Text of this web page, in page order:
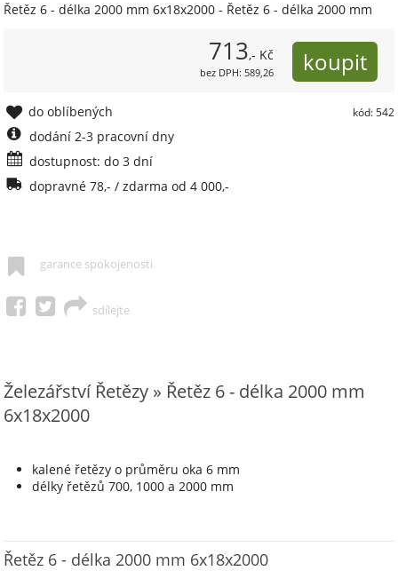
Řetěz 6 - délka 2000 mm 6x18x2000 - Řetěz 6 - délka 2000 mm
713,- Kč
bez DPH: 589,26
kód: 542
do oblíbených
dodání 2-3 pracovní dny
dostupnost: do 3 dní
dopravné 78,- / zdarma od 4 000,-
garance spokojenosti
sdílejte
Železářství Řetězy » Řetěz 6 - délka 2000 mm
6x18x2000
kalené řetězy o průměru oka 6 mm
délky řetězů 700, 1000 a 2000 mm
Řetěz 6 - délka 2000 mm 6x18x2000